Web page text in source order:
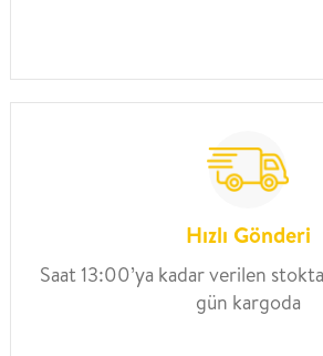
Hızlı Gönderi
Saat 13:00’ya kadar verilen
gün kargoda